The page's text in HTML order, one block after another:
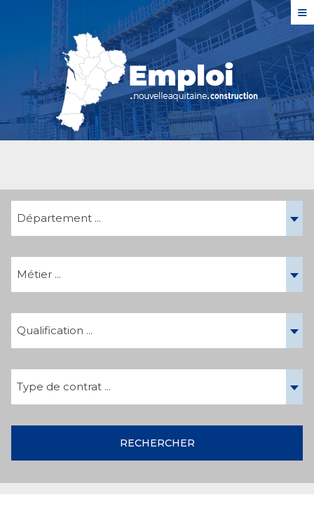
≡
Département ...
Métier ...
Qualification ...
Type de contrat ...
RECHERCHER